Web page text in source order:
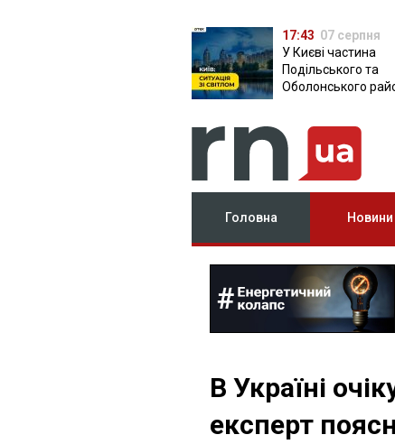
17:43 07 серпня
У Києві частина
Подільського та
Оболонського
Головна Новини
В Україні
експерт